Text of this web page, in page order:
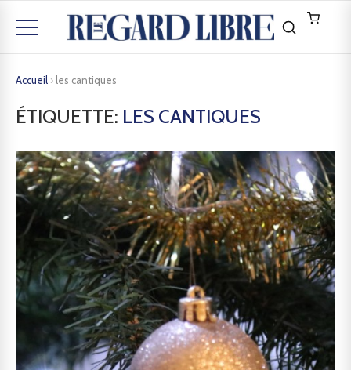
Accueil › les cantiques
ÉTIQUETTE: LES CANTIQUES